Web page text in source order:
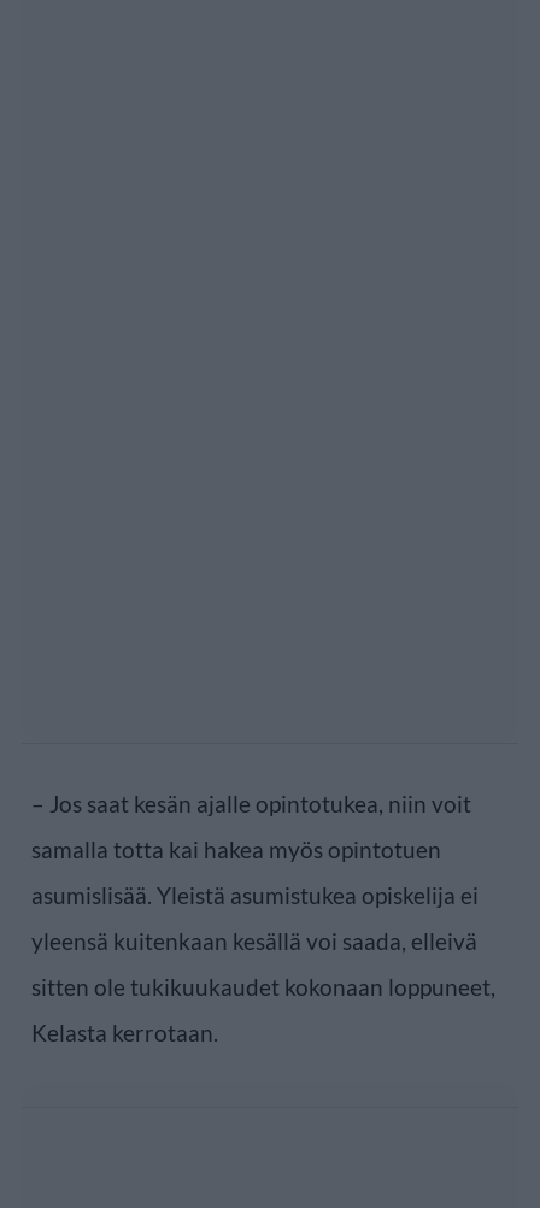
– Jos saat kesän ajalle opintotukea, niin voit
samalla totta kai hakea myös opintotuen
asumislisää. Yleistä asumistukea opiskelija ei
yleensä kuitenkaan kesällä voi saada, elleivä
sitten ole tukikuukaudet kokonaan loppuneet,
Kelasta kerrotaan.